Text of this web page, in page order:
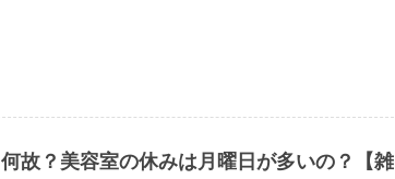
何故？美容室の休みは月曜日が多いの？【雑